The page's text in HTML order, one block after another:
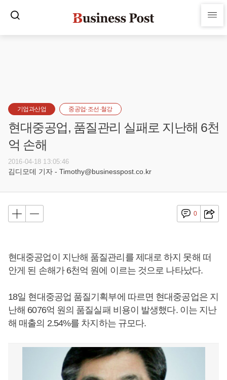
기업과산업 중공업·조선·철강
현대중공업, 품질관리 실패로 지난해 6천
억 손해
2016-04-18 13:05:46
김디모데 기자 - Timothy@businesspost.co.kr
0
현대중공업이 지난해 품질관리를 제대로 하지 못해 떠
안게 된 손해가 6천억 원에 이르는 것으로 나타났다.
18일 현대중공업 품질기획부에 따르면 현대중공업은 지
난해 6076억 원의 품질실패 비용이 발생했다. 이는 지난
해 매출의 2.54%를 차지하는 규모다.